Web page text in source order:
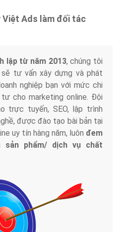
Việt Ads làm đối tác
lập từ năm 2013, chúng tôi
tư vấn xây dựng và phát
nghiệp bạn với mức chi
cho marketing online. Đội
trực tuyến, SEO, lập trình
được đào tạo bài bản tại
uy tín hàng năm, luôn đem
sản phẩm/ dịch vụ chất